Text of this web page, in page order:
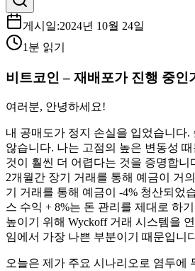
게시일:2024년 10월 24일
1분 읽기
비트코인 – 재배포가 진행 중인
여러분, 안녕하세요!
내 공매도가 정지 손실을 입었습니다.
않습니다. 나는 고점의 높은 변동성
것이 훨씬 더 어렵다는 것을 증명합니
2개월간 장기 거래를 통해 예금이 거
기 거래를 통해 예금이 -4% 청산되었
스 수익 + 8%는 돈 관리를 제대로 하
높이기 위해 Wyckoff 거래 시스템을
임에서 가장 나쁜 부분이기 때문입니
오늘은 제가 주요 시나리오로 염두에